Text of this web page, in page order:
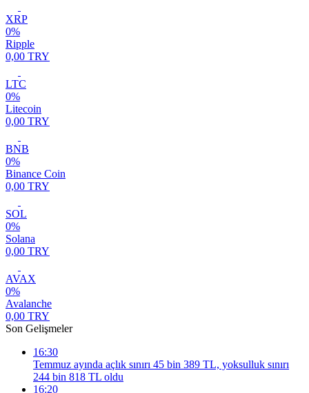
XRP
0%
Ripple
0,00 TRY
LTC
0%
Litecoin
0,00 TRY
BNB
0%
Binance Coin
0,00 TRY
SOL
0%
Solana
0,00 TRY
AVAX
0%
Avalanche
0,00 TRY
Son Gelişmeler
16:30
Temmuz ayında açlık sınırı 45 bin 389 TL, yoksulluk sınırı
244 bin 818 TL oldu
16:20